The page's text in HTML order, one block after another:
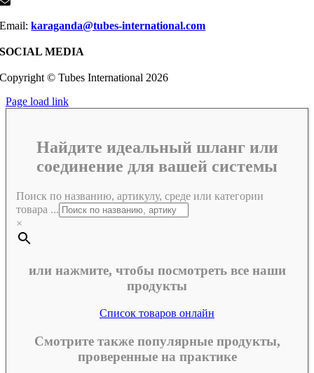
Email:karaganda@tubes-international.com
SOCIAL MEDIA
Copyright © Tubes International 2026
Page load link
Найдите идеальный шланг или
соединение для вашей системы
Поиск по названию, артикулу, среде или категории
товара ...
×
или нажмите, чтобы посмотреть все наши
продукты
Список товаров онлайн
Смотрите также популярные продукты,
проверенные на практике